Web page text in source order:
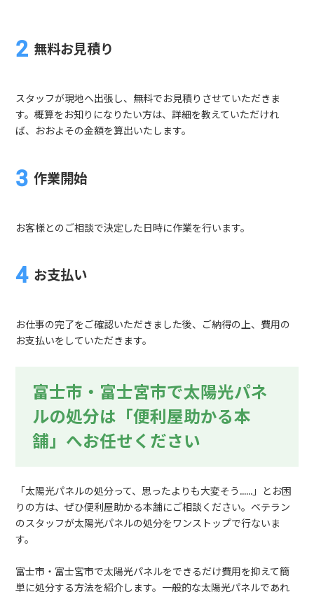
無料お見積り
スタッフが現地へ出張し、無料でお見積りさせていただきま
す。概算をお知りになりたい方は、詳細を教えていただけれ
ば、おおよその金額を算出いたします。
作業開始
お客様とのご相談で決定した日時に作業を行います。
お支払い
お仕事の完了をご確認いただきました後、ご納得の上、費用の
お支払いをしていただきます。
富士市・富士宮市で太陽光パネ
ルの処分は「便利屋助かる本
舗」へお任せください
「太陽光パネルの処分って、思ったよりも大変そう……」とお困
りの方は、ぜひ便利屋助かる本舗にご相談ください。ベテラン
のスタッフが太陽光パネルの処分をワンストップで行ないま
す。
富士市・富士宮市で太陽光パネルをできるだけ費用を抑えて簡
単に処分する方法を紹介します。一般的な太陽光パネルであれ